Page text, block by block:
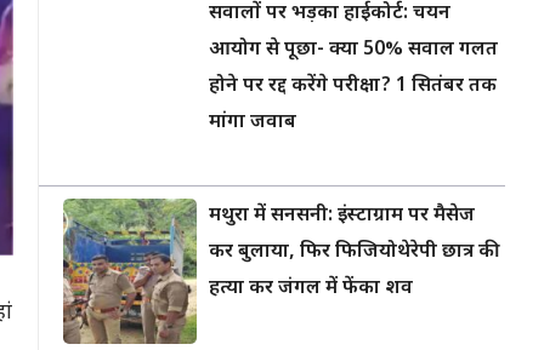
सवालों पर भड़का हाईकोर्ट: चयन
आयोग से पूछा- क्या 50% सवाल गलत
होने पर रद्द करेंगे परीक्षा? 1 सितंबर तक
मांगा जवाब
मथुरा में सनसनी: इंस्टाग्राम पर मैसेज
कर बुलाया, फिर फिजियोथेरेपी छात्र की
हत्या कर जंगल में फेंका शव